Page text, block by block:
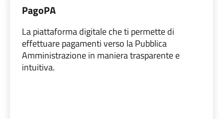
PagoPA
La piattaforma digitale che ti permette di
effettuare pagamenti verso la Pubblica
Amministrazione in maniera trasparente e
intuitiva.